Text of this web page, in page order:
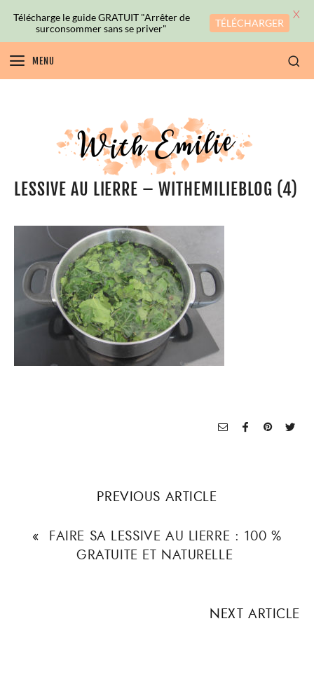
MENU
LESSIVE AU LIERRE – WITHEMILIEBLOG (4)
PREVIOUS ARTICLE
« FAIRE SA LESSIVE AU LIERRE : 100 %
GRATUITE ET NATURELLE
NEXT ARTICLE
Télécharge le guide GRATUIT "Arrêter de
surconsommer sans se priver"
TÉLÉCHARGER
X